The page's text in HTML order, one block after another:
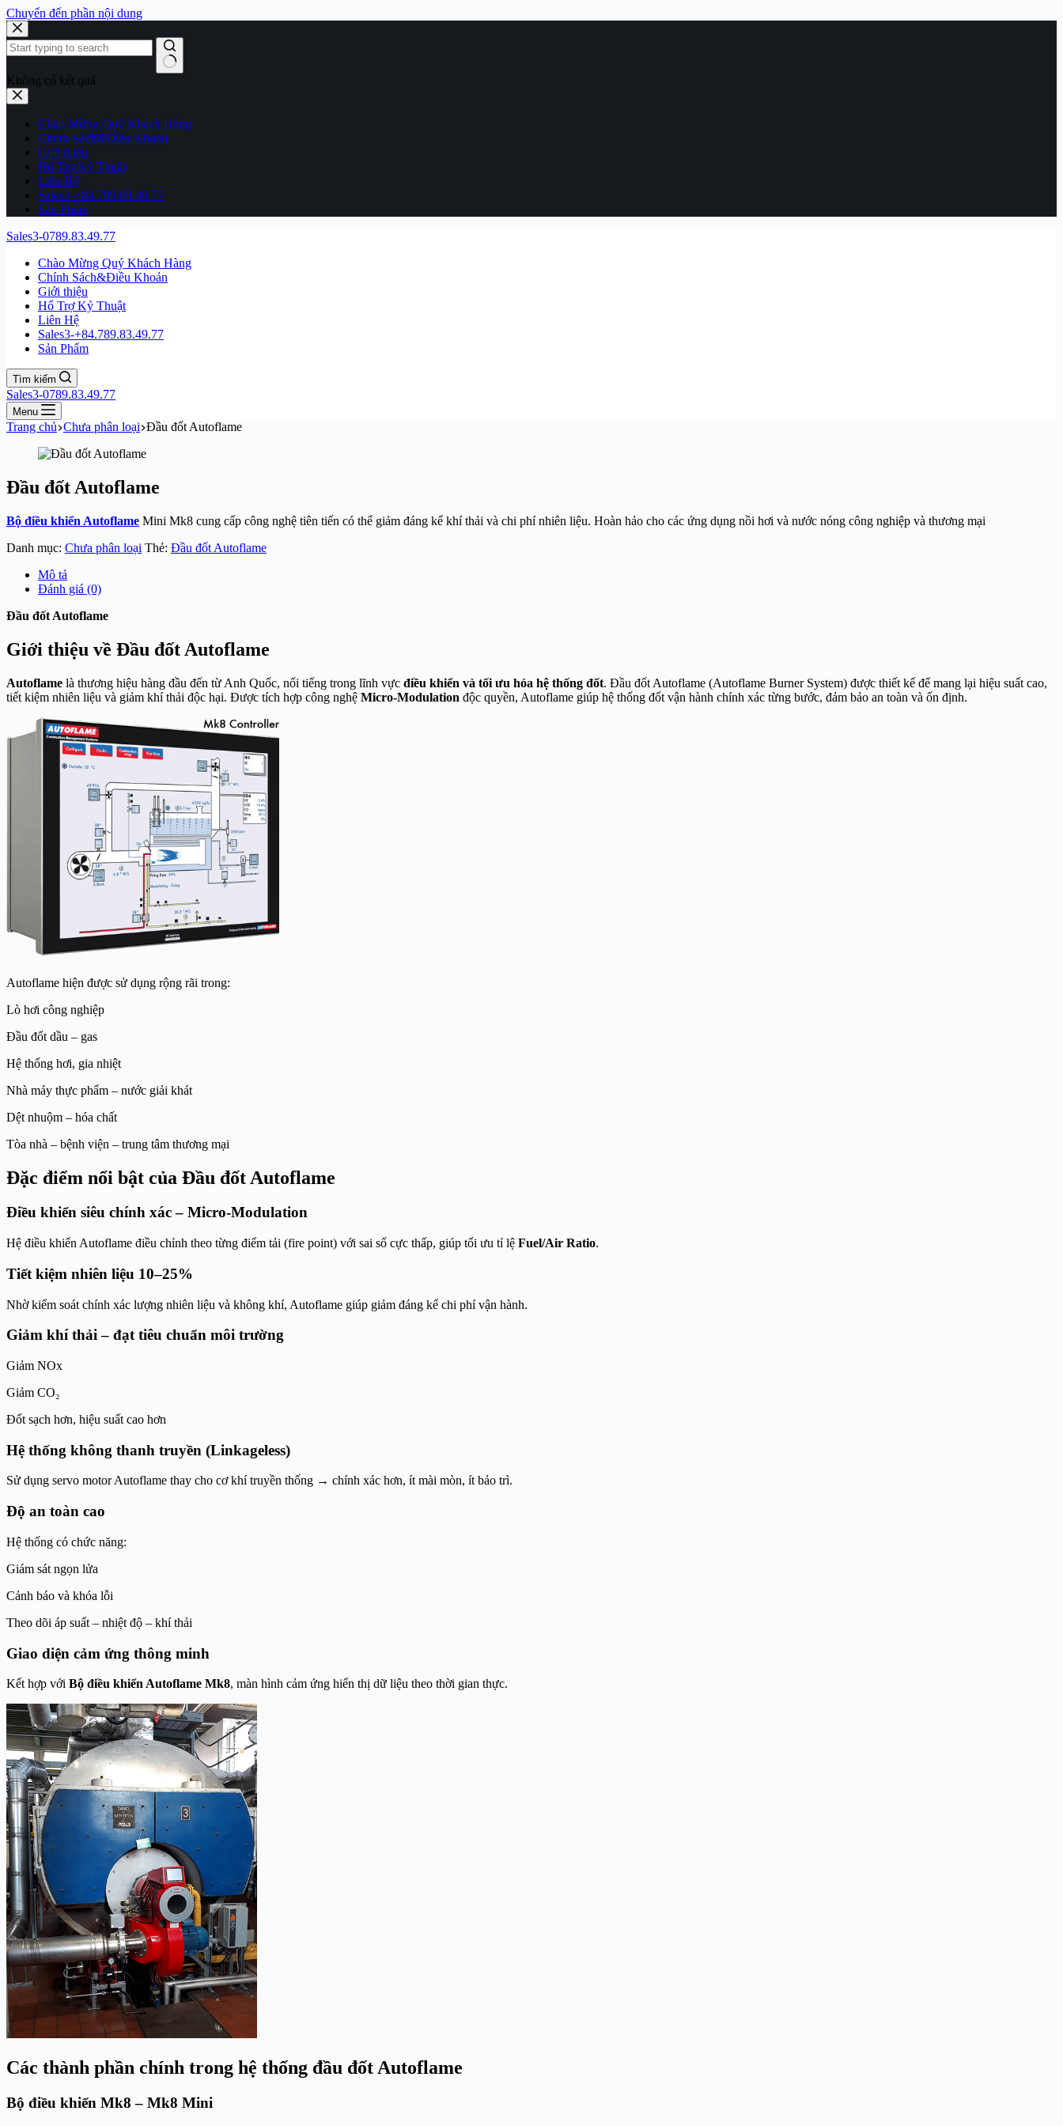
Chuyển đến phần nội dung
Không có kết quả
Chào Mừng Quý Khách Hàng
Chính Sách&Điều Khoản
Giới thiệu
Hổ Trợ Kỷ Thuật
Liên Hệ
Sales3-+84.789.83.49.77
Sản Phẩm
Sales3-0789.83.49.77
Chào Mừng Quý Khách Hàng
Chính Sách&Điều Khoản
Giới thiệu
Hổ Trợ Kỷ Thuật
Liên Hệ
Sales3-+84.789.83.49.77
Sản Phẩm
Tìm kiếm
Sales3-0789.83.49.77
Menu
Trang chủ Chưa phân loại Đầu đốt Autoflame
Đầu đốt Autoflame
Bộ điều khiển Autoflame Mini Mk8 cung cấp công nghệ tiên tiến có thể giảm đáng kể khí thải và chi phí nhiên liệu. Hoàn hảo cho các ứng dụng nồi hơi và nước nóng công nghiệp và thương mại
Danh mục: Chưa phân loại Thẻ: Đầu đốt Autoflame
Mô tả
Đánh giá (0)
Đầu đốt Autoflame
Giới thiệu về Đầu đốt Autoflame
Autoflame là thương hiệu hàng đầu đến từ Anh Quốc, nổi tiếng trong lĩnh vực điều khiển và tối ưu hóa hệ thống đốt. Đầu đốt Autoflame (Autoflame Burner System) được thiết kế để mang lại hiệu suất cao,
tiết kiệm nhiên liệu và giảm khí thải độc hại. Được tích hợp công nghệ Micro-Modulation độc quyền, Autoflame giúp hệ thống đốt vận hành chính xác từng bước, đảm bảo an toàn và ổn định.
Autoflame hiện được sử dụng rộng rãi trong:
Lò hơi công nghiệp
Đầu đốt dầu – gas
Hệ thống hơi, gia nhiệt
Nhà máy thực phẩm – nước giải khát
Dệt nhuộm – hóa chất
Tòa nhà – bệnh viện – trung tâm thương mại
Đặc điểm nổi bật của Đầu đốt Autoflame
Điều khiển siêu chính xác – Micro-Modulation
Hệ điều khiển Autoflame điều chỉnh theo từng điểm tải (fire point) với sai số cực thấp, giúp tối ưu tỉ lệ Fuel/Air Ratio.
Tiết kiệm nhiên liệu 10–25%
Nhờ kiểm soát chính xác lượng nhiên liệu và không khí, Autoflame giúp giảm đáng kể chi phí vận hành.
Giảm khí thải – đạt tiêu chuẩn môi trường
Giảm NOx
Giảm CO₂
Đốt sạch hơn, hiệu suất cao hơn
Hệ thống không thanh truyền (Linkageless)
Sử dụng servo motor Autoflame thay cho cơ khí truyền thống → chính xác hơn, ít mài mòn, ít bảo trì.
Độ an toàn cao
Hệ thống có chức năng:
Giám sát ngọn lửa
Cảnh báo và khóa lỗi
Theo dõi áp suất – nhiệt độ – khí thải
Giao diện cảm ứng thông minh
Kết hợp với Bộ điều khiển Autoflame Mk8, màn hình cảm ứng hiển thị dữ liệu theo thời gian thực.
Các thành phần chính trong hệ thống đầu đốt Autoflame
Bộ điều khiển Mk8 – Mk8 Mini